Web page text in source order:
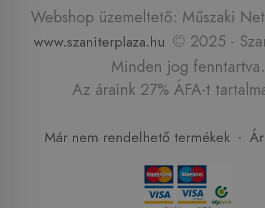
Webshop üzemeltető: Műszaki
www.szaniterplaza.hu © 2025 -
Minden jog fenntartva.
Az áraink 27% ÁFA-t
Már nem rendelhető termékek -